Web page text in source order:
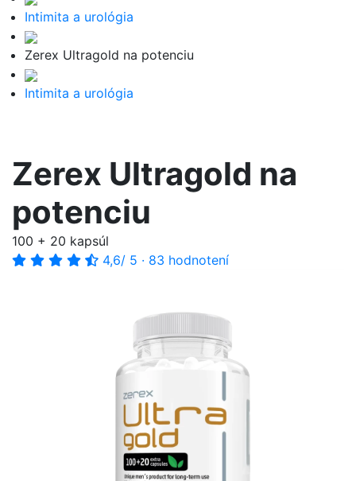
Intimita a urológia
Zerex Ultragold na potenciu
Intimita a urológia
Zerex Ultragold na
potenciu
100 + 20 kapsúl
4,6/ 5 · 83 hodnotení